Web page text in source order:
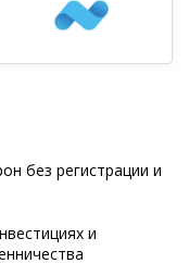
без регистрации и
и